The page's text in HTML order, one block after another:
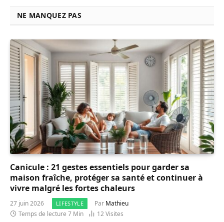
NE MANQUEZ PAS
Canicule : 21 gestes essentiels pour garder sa
maison fraîche, protéger sa santé et continuer à
vivre malgré les fortes chaleurs
27 juin 2026 LIFESTYLE Par Mathieu
Temps de lecture 7 Min
12Visites